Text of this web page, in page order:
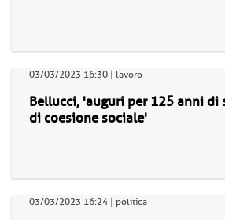
03/03/2023 16:30 | lavoro
Bellucci, 'auguri per 125 anni di
di coesione sociale'
03/03/2023 16:24 | politica